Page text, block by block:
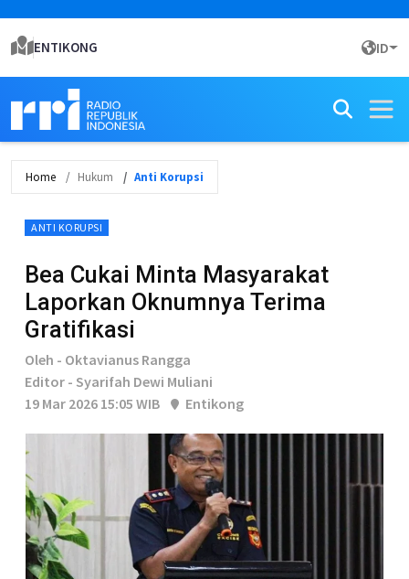
ENTIKONG ID
Home Hukum Anti Korupsi
ANTI KORUPSI
Bea Cukai Minta Masyarakat
Laporkan Oknumnya Terima
Gratifikasi
Oleh - Oktavianus Rangga
Editor - Syarifah Dewi Muliani
19 Mar 2026 15:05 WIB
Entikong